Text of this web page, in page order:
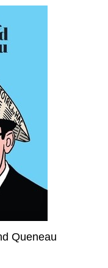
Queneau